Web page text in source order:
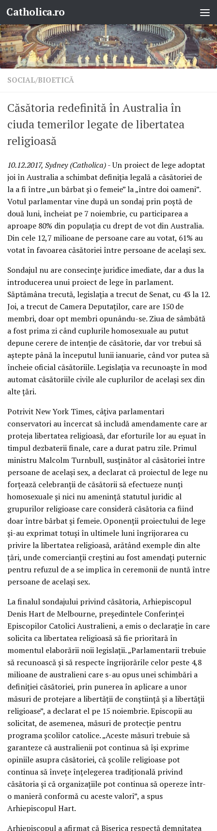
Skip to content
Catholica.ro
SOCIAL/BIOETICĂ
Căsătoria redefinită în Australia în
ciuda temerilor legate de libertatea
religioasă
10.12.2017, Sydney (Catholica)- Un proiect de lege adoptat
joi în Australia a schimbat definiția legală a căsătoriei de
la a fi între „un bărbat și o femeie” la „între doi oameni”.
Votul parlamentar vine după un sondaj prin poștă de
două luni, încheiat pe 7 noiembrie, cu participarea a
aproape 80% din populația cu drept de vot din Australia.
Din cele 12,7 milioane de persoane care au votat, 61% au
votat în favoarea căsătoriei între persoane de același sex.
Sondajul nu are consecințe juridice imediate, dar a dus la
introducerea unui proiect de lege în parlament.
Săptămâna trecută, legislația a trecut de Senat, cu 43 la 12.
Joi, a trecut de Camera Deputaților, care are 150 de
membri, doar opt membri opunându-se. Ziua de sâmbătă
a fost prima zi când cuplurile homosexuale au putut
depune cerere de intenție de căsătorie, dar vor trebui să
aștepte până la începutul lunii ianuarie, când vor putea să
încheie oficial căsătoriile. Legislația va recunoaște în mod
automat căsătoriile civile ale cuplurilor de același sex din
alte țări.
Potrivit New York Times, câțiva parlamentari
conservatori au încercat să includă amendamente care ar
proteja libertatea religioasă, dar eforturile lor au eșuat în
timpul dezbaterii finale, care a durat patru zile. Primul
ministru Malcolm Turnbull, susținător al căsătoriei între
persoane de același sex, a declarat că proiectul de lege nu
forțează celebranții de căsătorii să efectueze nunți
homosexuale și nici nu amenință statutul juridic al
grupurilor religioase care consideră căsătoria ca fiind
doar între bărbat și femeie. Oponenții proiectului de lege
și-au exprimat totuși în ultimele luni îngrijorarea cu
privire la libertatea religioasă, arătând exemple din alte
țări, unde comercianții creștini au fost amendați puternic
pentru refuzul de a se implica în ceremonii de nuntă între
persoane de același sex.
La finalul sondajului privind căsătoria, Arhiepiscopul
Denis Hart de Melbourne, președintele Conferinței
Episcopilor Catolici Australieni, a emis o declarație în care
solicita ca libertatea religioasă să fie prioritară în
momentul elaborării noii legislații. „Parlamentarii trebuie
să recunoască și să respecte îngrijorările celor peste 4,8
milioane de australieni care s-au opus unei schimbări a
definiției căsătoriei, prin punerea în aplicare a unor
măsuri de protejare a libertății de conștiință și a libertății
religioase”, a declarat el pe 15 noiembrie. Episcopii au
solicitat, de asemenea, măsuri de protecție pentru
programa școlilor catolice. „Aceste măsuri trebuie să
garanteze că australienii pot continua să își exprime
opiniile asupra căsătoriei, că școlile religioase pot
continua să învețe înțelegerea tradițională privind
căsătoria și că organizațiile pot continua să opereze într-
o manieră conformă cu aceste valori”, a spus
Arhiepiscopul Hart.
Arhiepiscopul a afirmat că Biserica respectă demnitatea